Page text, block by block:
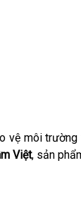
vệ môi
Việt, sản